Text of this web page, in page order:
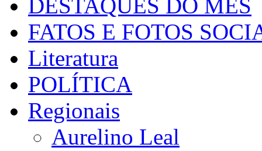
DESTAQUES DO MÊS
FATOS E FOTOS
Literatura
POLÍTICA
Regionais
Aurelino Leal